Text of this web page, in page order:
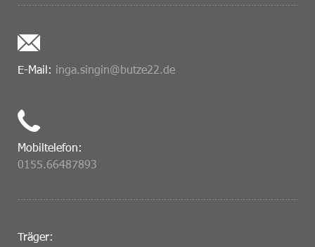
E-Mail: inga.singin@butze22.de
Mobiltelefon:
0155.66487893
Träger: